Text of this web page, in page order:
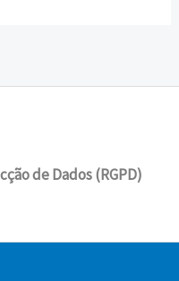
de Dados (RGPD)